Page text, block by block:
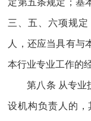
定第五条规定；基
三、五、六项规
人，还应当具有与
本行业专业工作的
第八条 从专业
设机构负责人的，